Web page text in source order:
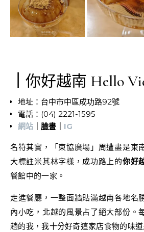
你好越南 Hello
地址：台中市中區成功路92號
電話：(04) 2221-1595
網站
臉書 IG
名符其實，「東協廣場」周遭盡是東
大標註米其林字樣，成功路上的你好
餐館中的一家。
走進餐廳，一整面牆貼滿越南各地名
內小吃，北越的風景占了絕大部份。
趟的我，我十分好奇這家店食物的味道